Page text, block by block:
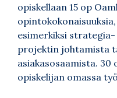
opiskellaan 15 op
esimerkiksi
projektin johtamista
asiakasosaamista.
opiskelijan omassa